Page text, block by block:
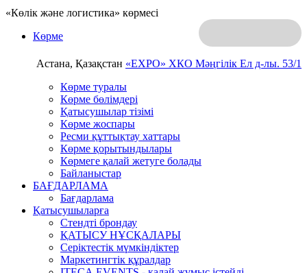
«Көлік және логистика» көрмесі
Астана, Қазақстан «EXPO» ХКО Мәңгілік Ел д-лы. 53/1
Көрме
Көрме туралы
Көрме бөлімдері
Қатысушылар тізімі
Көрме жоспары
Ресми құттықтау хаттары
Көрме қорытындылары
Көрмеге қалай жетуге болады
Байланыстар
БАҒДАРЛАМА
Бағдарлама
Қатысушыларға
Стендті брондау
ҚАТЫСУ НҰСҚАЛАРЫ
Серіктестік мүмкіндіктер
Маркетингтік құралдар